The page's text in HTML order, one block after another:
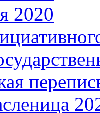
2020